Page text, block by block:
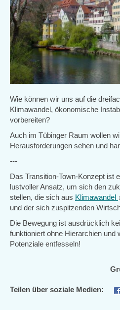
Wie können wir uns auf die
Klimawandel, ökonomische
vorbereiten?
Auch im Tübinger Raum wollen
Herausforderungen sehen und
---
Das Transition-Town-Konzept ist
lustvoller Ansatz, um sich den
stellen, die sich aus Klimawandel
und der sich zuspitzenden
Die Bewegung ist ausdrücklich
funktioniert ohne Hierarchien und
Potenziale entfesseln!
Teilen über soziale Medien: